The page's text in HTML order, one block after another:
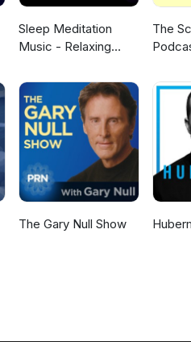
Sleep Meditation
Music - Relaxing
Meditation &
Relaxation
The
The Gary Null Show